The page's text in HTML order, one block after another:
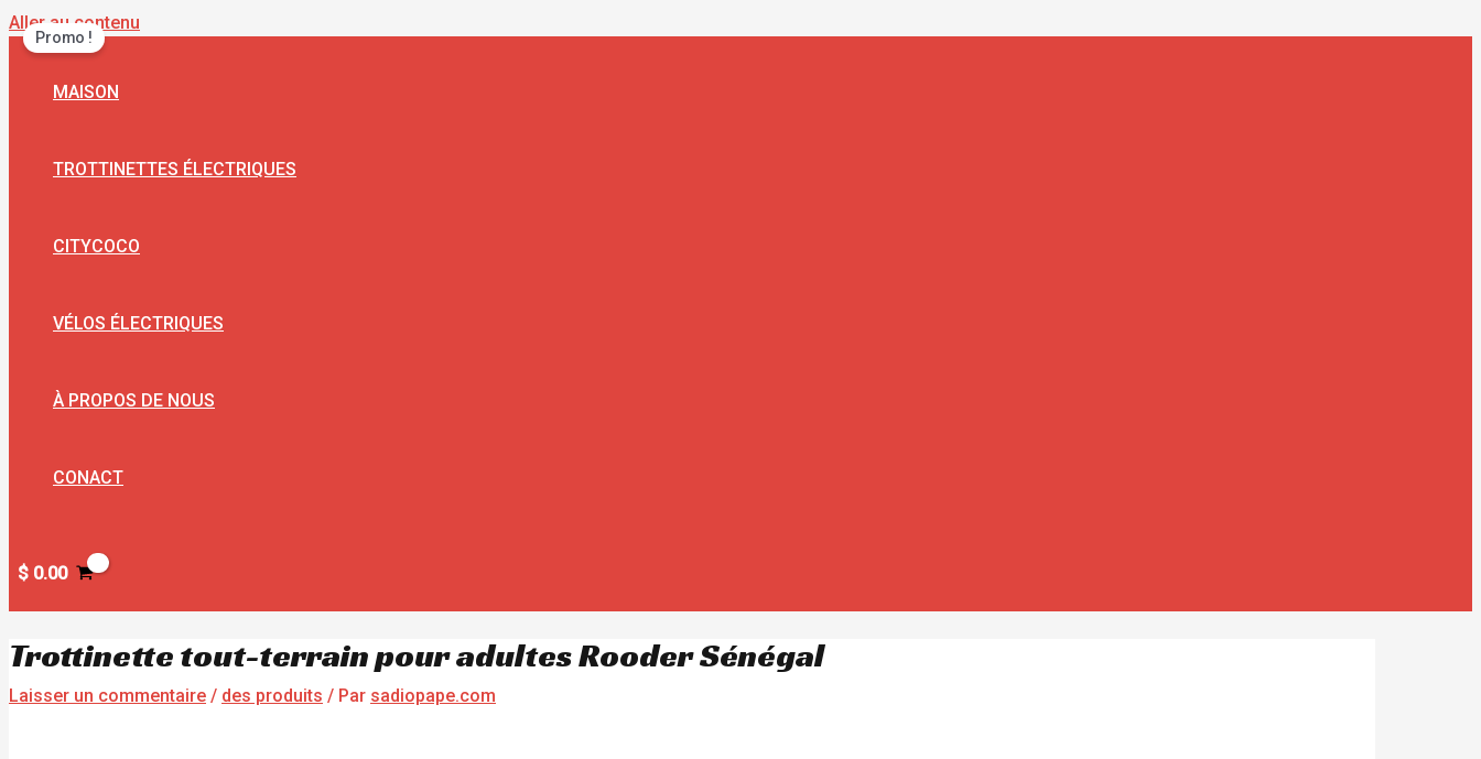
Aller au contenu
MAISON
TROTTINETTES ÉLECTRIQUES
CITYCOCO
VÉLOS ÉLECTRIQUES
À PROPOS DE NOUS
CONACT
$ 0.00
Trottinette tout-terrain pour adultes Rooder Sénégal
Laisser un commentaire / des produits / Par sadiopape.com
Promo !